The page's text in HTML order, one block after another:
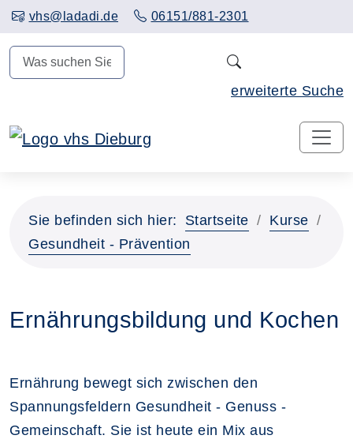
vhs@ladadi.de 06151/881-2301
erweiterte Suche
Hauptinhalt anspringen
Sie befinden sich hier: Startseite
Kurse
Gesundheit - Prävention
Ernährungsbildung und Kochen
Ernährung bewegt sich zwischen den
Spannungsfeldern Gesundheit - Genuss -
Gemeinschaft. Sie ist heute ein Mix aus